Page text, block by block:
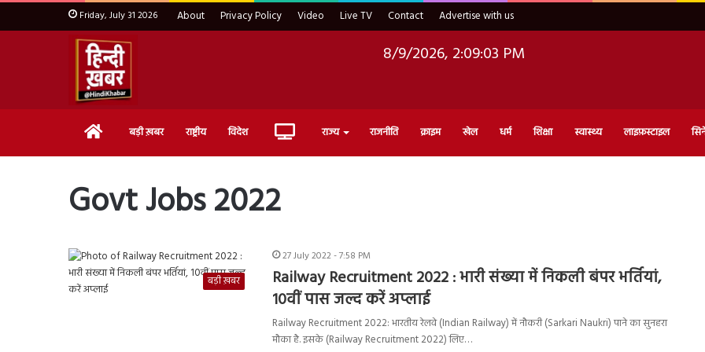
Friday, July 31 2026 About Privacy Policy Video Live TV Contact Advertise with us
8/9/2026, 2:09:04 PM
Home बड़ी ख़बर राष्ट्रीय विदेश Live राज्य राजनीति क्राइम खेल धर्म शिक्षा स्वास्थ्य लाइफ़स्टाइल
Govt Jobs 2022
बड़ी ख़बर
27 July 2022 - 7:58 PM
Railway Recruitment 2022 : भारी संख्या में निकली बंपर भर्तियां,
10वीं पास जल्द करें अप्लाई
Railway Recruitment 2022: भारतीय रेलवे (Indian Railway) में नौकरी (Sarkari Naukri) पाने का सुनहरा
मौका है. इसके (Railway Recruitment 2022) लिए…